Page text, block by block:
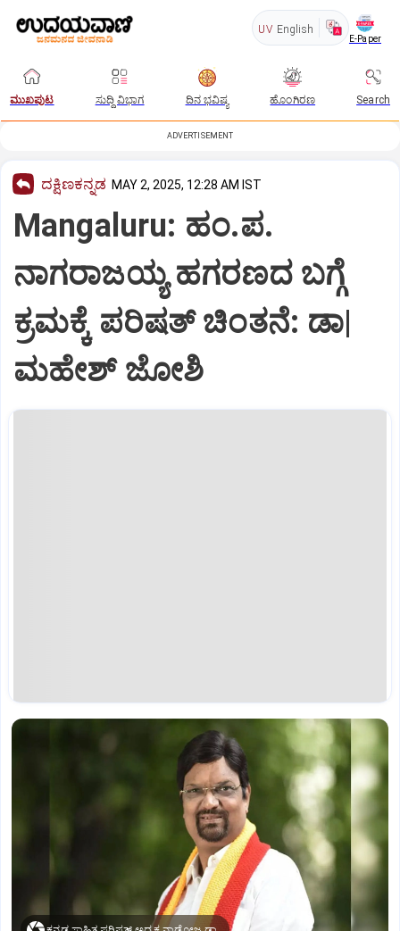
UV English
E-Paper
ಮುಖಪುಟ ಸುದ್ದಿ ವಿಭಾಗ ದಿನ ಭವಿಷ್ಯ ಹೊಂಗಿರಣ Search
ADVERTISEMENT
ದಕ್ಷಿಣಕನ್ನಡ MAY 2, 2025, 12:28 AM IST
Mangaluru: ಹಂ.ಪ.
ನಾಗರಾಜಯ್ಯ ಹಗರಣದ ಬಗ್ಗೆ
ಕ್ರಮಕ್ಕೆ ಪರಿಷತ್‌ ಚಿಂತನೆ: ಡಾ|
ಮಹೇಶ್‌ ಜೋಶಿ